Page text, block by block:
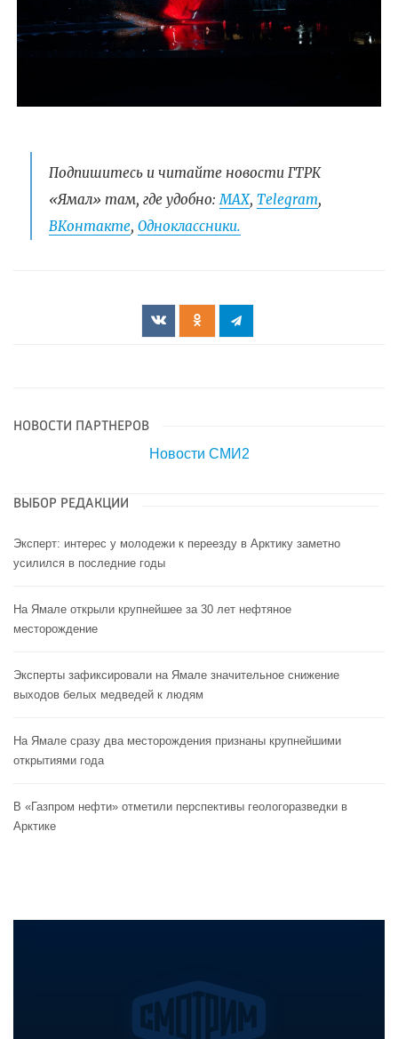
Подпишитесь и читайте новости ГТРК
«Ямал» там, где удобно: МАХ, Telegram,
ВКонтакте, Одноклассники.
НОВОСТИ ПАРТНЕРОВ
Новости СМИ2
ВЫБОР РЕДАКЦИИ
Эксперт: интерес у молодежи к переезду в Арктику заметно
усилился в последние годы
На Ямале открыли крупнейшее за 30 лет нефтяное
месторождение
Эксперты зафиксировали на Ямале значительное снижение
выходов белых медведей к людям
На Ямале сразу два месторождения признаны крупнейшими
открытиями года
В «Газпром нефти» отметили перспективы геологоразведки в
Арктике